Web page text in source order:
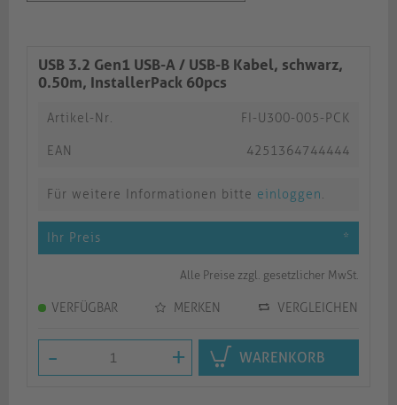
USB 3.2 Gen1 USB-A / USB-B Kabel, schwarz,
0.50m, InstallerPack 60pcs
Artikel-Nr. FI-U300-005-PCK
EAN 4251364744444
Für weitere Informationen bitte einloggen.
Ihr Preis *
Alle Preise zzgl. gesetzlicher MwSt.
VERFÜGBAR MERKEN VERGLEICHEN
- + WARENKORB